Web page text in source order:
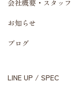
会社概要・スタッフ
お知らせ
ブログ
LINE UP / SPEC